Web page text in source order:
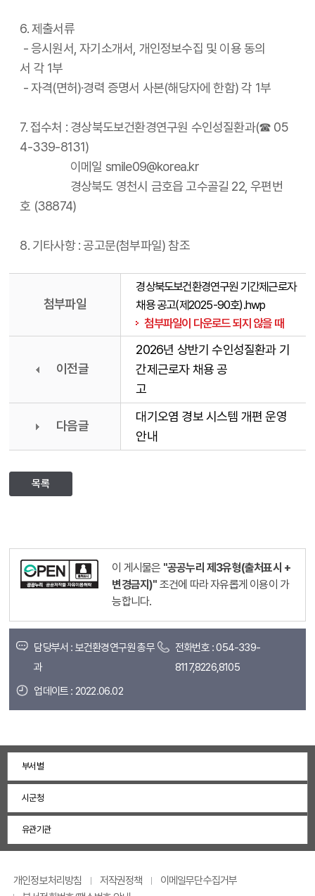
6. 제출서류
- 응시원서, 자기소개서, 개인정보수집 및 이용 동의
서 각 1부
- 자격(면허)·경력 증명서 사본(해당자에 한함) 각 1부
7. 접수처 : 경상북도보건환경연구원 수인성질환과(☎ 05
4-339-8131)
이메일 smile09@korea.kr
경상북도 영천시 금호읍 고수골길 22, 우편번
호 (38874)
8. 기타사항 : 공고문(첨부파일) 참조
첨부파일
경상북도보건환경연구원 기간제근로자
채용 공고(제2025-90호).hwp
첨부파일이 다운로드 되지 않을 때
이전글
2026년 상반기 수인성질환과 기
간제근로자 채용 공
고
다음글
대기오염 경보 시스템 개편 운영
안내
목록
이 게시물은 "공공누리 제3유형(출처표시 +
변경금지)" 조건에 따라 자유롭게 이용이 가
능합니다.
담당부서 : 보건환경연구원 총무
과
전화번호 : 054-339-
8117,8226,8105
업데이트 : 2022.06.02
부서별
시군청
유관기관
개인정보처리방침 저작권정책
이메일무단수집거부